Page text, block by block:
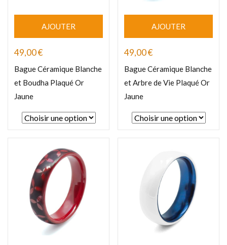
AJOUTER
49,00€
Bague Céramique Blanche
et Boudha Plaqué Or
Jaune
AJOUTER
49,00€
Bague Céramique Blanche
et Arbre de Vie Plaqué Or
Jaune